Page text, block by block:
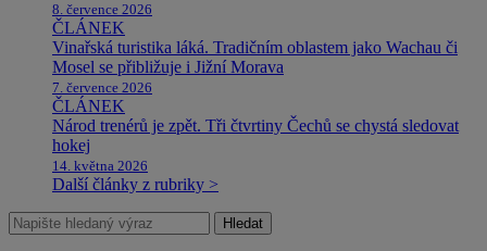
8. července 2026
ČLÁNEK
Vinařská turistika láká. Tradičním oblastem jako Wachau či
Mosel se přibližuje i Jižní Morava
7. července 2026
ČLÁNEK
Národ trenérů je zpět. Tři čtvrtiny Čechů se chystá sledovat
hokej
14. května 2026
Další články z rubriky >
Hledat